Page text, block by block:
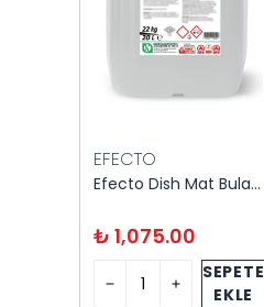
EFECTO
Efecto Dish Mat Bulaşık Makinası Deterjanı 22 kg
₺ 1,075.00
SEPETE
EKLE